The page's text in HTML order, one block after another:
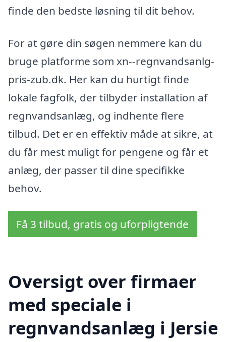
finde den bedste løsning til dit behov.
For at gøre din søgen nemmere kan du
bruge platforme som xn--regnvandsanlg-
pris-zub.dk. Her kan du hurtigt finde
lokale fagfolk, der tilbyder installation af
regnvandsanlæg, og indhente flere
tilbud. Det er en effektiv måde at sikre, at
du får mest muligt for pengene og får et
anlæg, der passer til dine specifikke
behov.
Få 3 tilbud, gratis og uforpligtende
Oversigt over firmaer
med speciale i
regnvandsanlæg i Jersie